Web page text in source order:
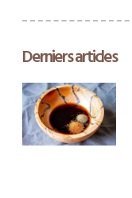
Derniers articles